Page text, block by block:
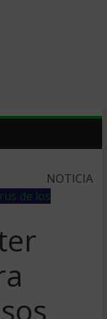
NOTICIA
de los